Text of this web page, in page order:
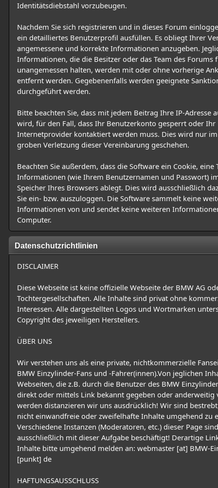
Identitätsdiebstahl vorzubeugen.
Nachdem Sie sich registrieren und in dieses Forum
ein detailliertes Benutzerprofil ausfüllen. Es obliegt Ihrer
angemessene und korrekte Informationen anzugeben.
Informationen, die die Besitzer oder das Team des Forums
unangemessen halten, werden mit oder ohne vorherige
entfernt werden. Gegebenenfalls werden geeignete
durchgeführt werden.
Bitte beachten Sie, dass mit jedem Beitrag Ihre IP-Adresse
wird, für den Fall, dass Ihr Benutzerkonto gesperrt oder Ihr
Internetprovider kontaktiert werden muss. Dies wird nur
groben Verletzung dieser Vereinbarung geschehen.
Beachten Sie außerdem, dass die Software ein Cookie, eine
Informationen (wie Ihrem Benutzernamen und Passwort)
Speicher Ihres Browsers ablegt. Dies wird ausschließlich
Sie ein- bzw. auszuloggen. Die Software sammelt keine
Informationen von und sendet keine weiteren
Computer.
Datenschutzrichtlinien
DISCLAIMER
Diese Webseite ist keine offizielle Webseite der BMW AG
Tochtergesellschaften. Alle Inhalte sind privat ohne
Interessen. Alle dargestellten Logos und Wortmarken
Copyright des jeweiligen Herstellers.
ÜBER UNS
Wir verstehen uns als eine private, nichtkommerzielle
BMW Einzylinder-Fans und -Fahrer(innen).Von jeglichen
Webseiten, die z.B. durch die Benutzer des BMW
direkt oder mittels Link bekannt gegeben oder anderweitig
werden distanzieren wir uns ausdrücklich! Wir sind
nicht einwandfreie oder zweifelhafte Inhalte umgehend zu
Verschiedene Instanzen (Moderatoren, etc.) dieser Page sind
ausschließlich mit dieser Aufgabe beschäftigt! Derartige
Inhalte bitte umgehend melden an: webmaster [at] BMW-
[punkt] de
HAFTUNGSAUSSCHLUSS